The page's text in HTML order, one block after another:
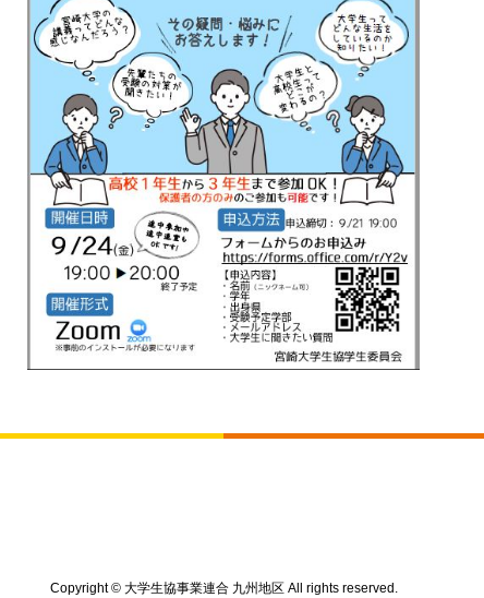
Copyright © 大学生協事業連合 九州地区 All rights reserved.